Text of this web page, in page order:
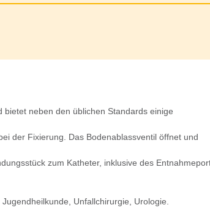
neben den üblichen Standards einige
der Fixierung. Das Bodenablassventil öffnet und
zum Katheter, inklusive des
Unfallchirurgie, Urologie.